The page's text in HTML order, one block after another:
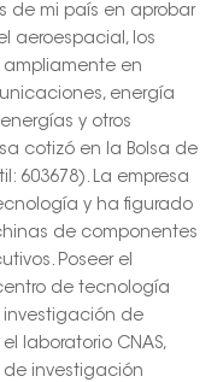
de mi país en aprobar
aeroespacial, los
ampliamente en
energía
y otros
cotizó en la Bolsa de
603678). La empresa
y ha figurado
de componentes
Poseer el
de tecnología
investigación de
laboratorio CNAS,
investigación